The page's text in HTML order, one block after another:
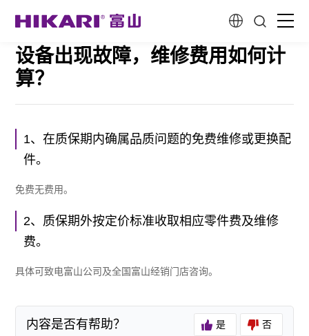
首页
新一代智能产品
创造性研发
关于我们
客户故事
服务与支持
设备出现故障，维修费用如何计
算？
1、在质保期内确属品质问题的免费维修或更换配
件。
免费无费用。
2、质保期外按定价标准收取相应零件费及维修
费。
具体可致电富山公司及全国富山经销门店咨询。
内容是否有帮助？ 是 否